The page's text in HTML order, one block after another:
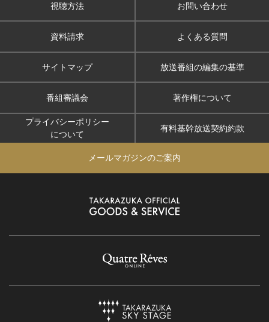
視聴方法 お問い合わせ
資料請求 よくある質問
サイトマップ 放送番組の編集の基準
番組審議会 著作権について
プライバシーポリシー
について
有料基幹放送契約約款
メールマガジンのご案内